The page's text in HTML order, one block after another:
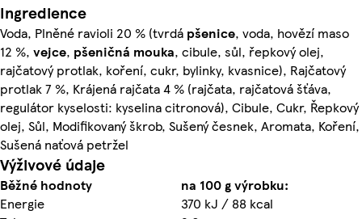
Ingredience
Voda, Plněné ravioli 20 % (tvrdá pšenice, voda, hovězí maso
12 %, vejce, pšeničná mouka, cibule, sůl, řepkový olej,
rajčatový protlak, koření, cukr, bylinky, kvasnice), Rajčatový
protlak 7 %, Krájená rajčata 4 % (rajčata, rajčatová šťáva,
regulátor kyselosti: kyselina citronová), Cibule, Cukr, Řepkový
olej, Sůl, Modifikovaný škrob, Sušený česnek, Aromata, Koření,
Sušená naťová petržel
Výživové údaje
Běžné hodnoty
na 100 g výrobku:
Energie
370 kJ / 88 kcal